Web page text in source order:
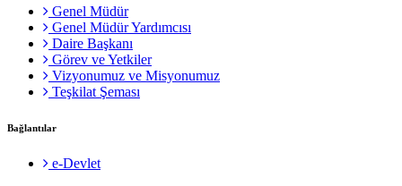
Genel Müdür
Genel Müdür Yardımcısı
Daire Başkanı
Görev ve Yetkiler
Vizyonumuz ve Misyonumuz
Teşkilat Şeması
Bağlantılar
e-Devlet